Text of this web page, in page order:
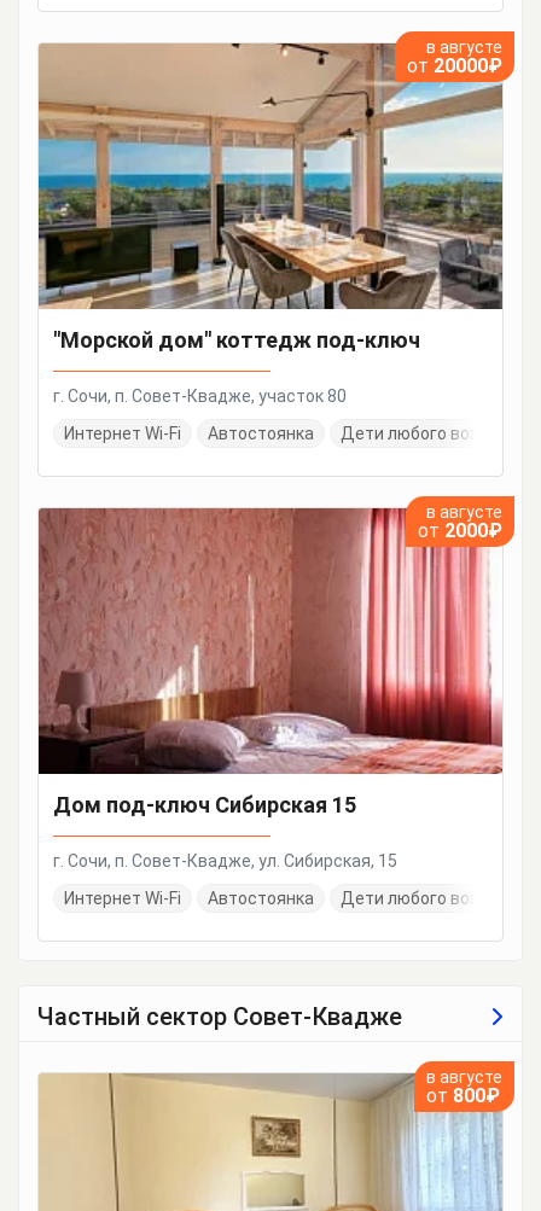
в августе
от 20000₽
"Морской дом" коттедж под-ключ
г. Сочи, п. Совет-Квадже, участок 80
Интернет Wi-Fi
Автостоянка Дети любого возраста
в августе
от 2000₽
Дом под-ключ Сибирская 15
г. Сочи, п. Совет-Квадже, ул. Сибирская, 15
Интернет Wi-Fi
Автостоянка Дети любого возраста
Частный сектор Совет-Квадже
в августе
от 800₽